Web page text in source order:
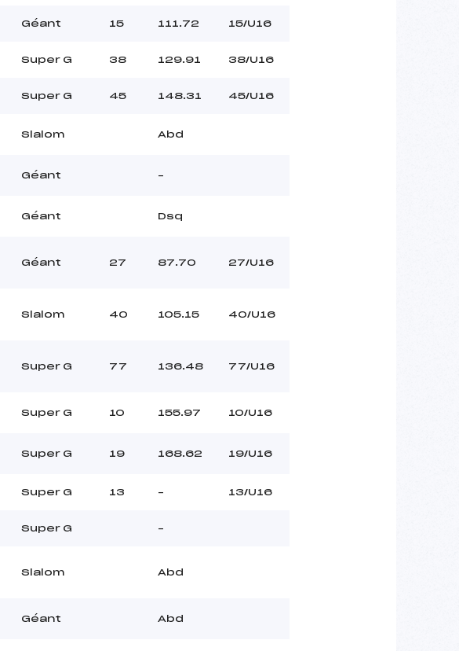
Géant 15 111.72 15/U16
Super G 38 129.91 38/U16
Super G 45 148.31 45/U16
Slalom Abd
Géant –
Géant Dsq
Géant 27 87.70 27/U16
Slalom 40 105.15 40/U16
Super G 77 136.48 77/U16
Super G 10 155.97 10/U16
Super G 19 168.62 19/U16
Super G 13 – 13/U16
Super G –
Slalom Abd
Géant Abd